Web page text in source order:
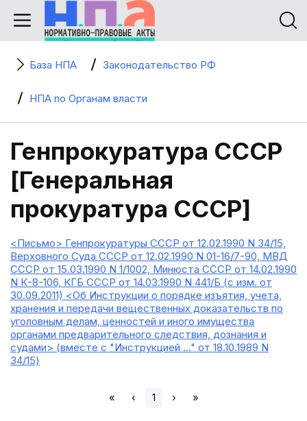
База НПА Законодательство РФ
НПА по Органам власти
Генпрокуратура СССР
[Генеральная
прокуратура СССР]
<Письмо> Генпрокуратуры СССР от 12.02.1990 N 34/15,
Верховного Суда СССР от 12.02.1990 N 01-16/7-90, МВД
СССР от 15.03.1990 N 1/1002, Минюста СССР от 14.02.1990
N К-8-106, КГБ СССР от 14.03.1990 N 441/Б (с изм. от
30.09.2011) <Об Инструкции о порядке изъятия, учета,
хранения и передачи вещественных доказательств по
уголовным делам, ценностей и иного имущества
органами предварительного следствия, дознания и
судами> (вместе с "Инструкцией ..." от 18.10.1989 N
34/15)
« ‹ 1 › »